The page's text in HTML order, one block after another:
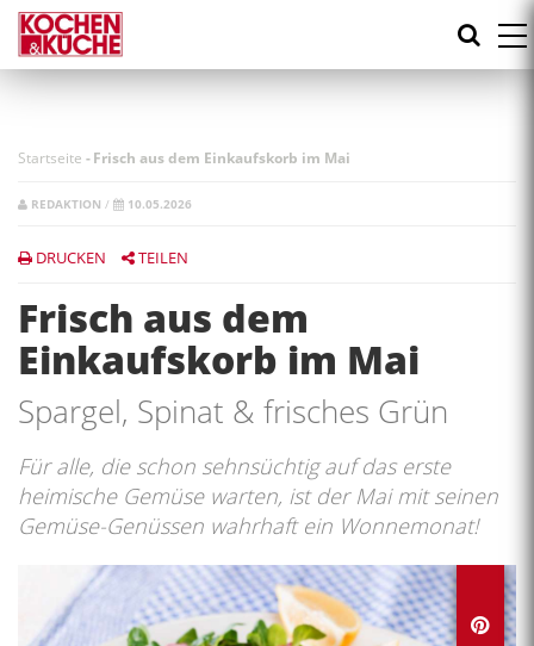
Direkt
zum
Inhalt
Startseite -Frisch aus dem Einkaufskorb im Mai
REDAKTION / 10.05.2026
DRUCKEN TEILEN
Frisch aus dem
Einkaufskorb im Mai
Spargel, Spinat & frisches Grün
Für alle, die schon sehnsüchtig auf das erste
heimische Gemüse warten, ist der Mai mit seinen
Gemüse-Genüssen wahrhaft ein Wonnemonat!